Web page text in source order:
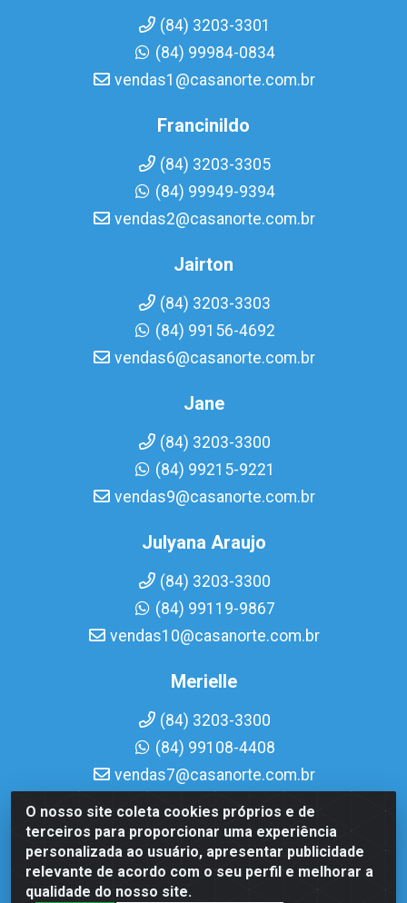
O nosso site coleta cookies próprios e de
terceiros para proporcionar uma experiência
personalizada ao usuário, apresentar publicidade
relevante de acordo com o seu perfil e melhorar a
qualidade do nosso site.
(84) 3203-3301
(84) 99984-0834
vendas1@casanorte.com.br
Francinildo
(84) 3203-3305
(84) 99949-9394
vendas2@casanorte.com.br
Jairton
(84) 3203-3303
(84) 99156-4692
vendas6@casanorte.com.br
Jane
(84) 3203-3300
(84) 99215-9221
vendas9@casanorte.com.br
Julyana Araujo
(84) 3203-3300
(84) 99119-9867
vendas10@casanorte.com.br
Merielle
(84) 3203-3300
(84) 99108-4408
vendas7@casanorte.com.br
Casa Norte LTDA - Av. Interventor Mário Câmara, 1815 -
Dix-Sept Rosado, Natal/RN - CEP 59054-600 - CNPJ
08.713.513/0001-51